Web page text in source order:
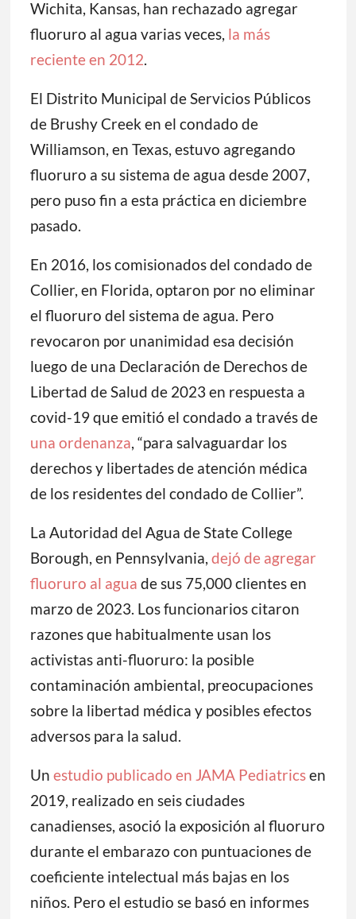
Wichita, Kansas, han rechazado agregar
fluoruro al agua varias veces, la más
reciente en 2012.
El Distrito Municipal de Servicios Públicos
de Brushy Creek en el condado de
Williamson, en Texas, estuvo agregando
fluoruro a su sistema de agua desde 2007,
pero puso fin a esta práctica en diciembre
pasado.
En 2016, los comisionados del condado de
Collier, en Florida, optaron por no eliminar
el fluoruro del sistema de agua. Pero
revocaron por unanimidad esa decisión
luego de una Declaración de Derechos de
Libertad de Salud de 2023 en respuesta a
covid-19 que emitió el condado a través de
una ordenanza, “para salvaguardar los
derechos y libertades de atención médica
de los residentes del condado de Collier”.
La Autoridad del Agua de State College
Borough, en Pennsylvania, dejó de agregar
fluoruro al agua de sus 75,000 clientes en
marzo de 2023. Los funcionarios citaron
razones que habitualmente usan los
activistas anti-fluoruro: la posible
contaminación ambiental, preocupaciones
sobre la libertad médica y posibles efectos
adversos para la salud.
Un estudio publicado en JAMA Pediatricsen
2019, realizado en seis ciudades
canadienses, asoció la exposición al fluoruro
durante el embarazo con puntuaciones de
coeficiente intelectual más bajas en los
niños. Pero el estudio se basó en informes